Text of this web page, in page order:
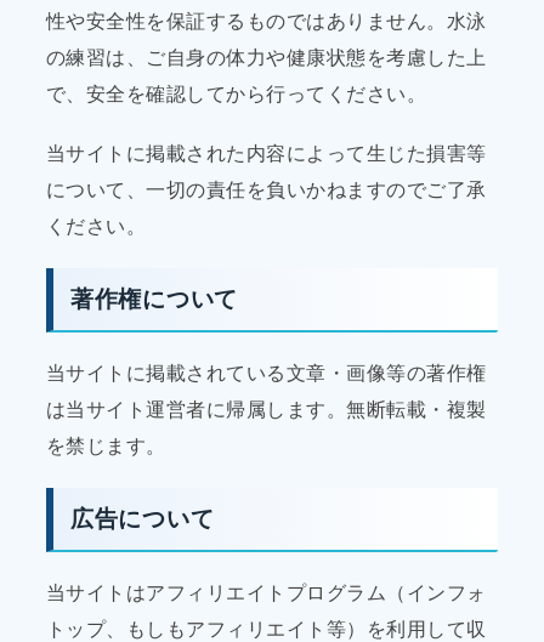
性や安全性を保証するものではありません。水泳
の練習は、ご自身の体力や健康状態を考慮した上
で、安全を確認してから行ってください。
当サイトに掲載された内容によって生じた損害等
について、一切の責任を負いかねますのでご了承
ください。
著作権について
当サイトに掲載されている文章・画像等の著作権
は当サイト運営者に帰属します。無断転載・複製
を禁じます。
広告について
当サイトはアフィリエイトプログラム（インフォ
トップ、もしもアフィリエイト等）を利用して収